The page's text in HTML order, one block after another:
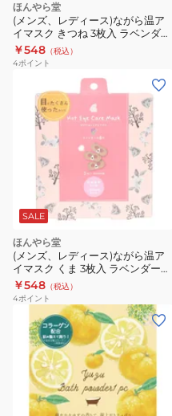
ほんやら堂
(メンズ、レディース)ながら温ア
イマスク きつね 3枚入 ラベンダー
の香り RLK38459
￥548 （税込）
4ポイント
SALE
ほんやら堂
(メンズ、レディース)ながら温ア
イマスク くま 3枚入 ラベンダーの
香り RLK38461
￥548 （税込）
4ポイント
ズ、